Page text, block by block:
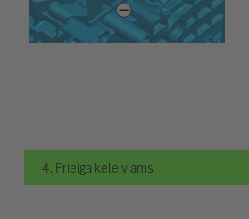
4. Prieiga keleiviams